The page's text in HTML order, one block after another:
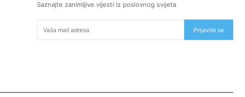
Saznajte zanimljive vijesti iz poslovnog svijeta
Prijavite se